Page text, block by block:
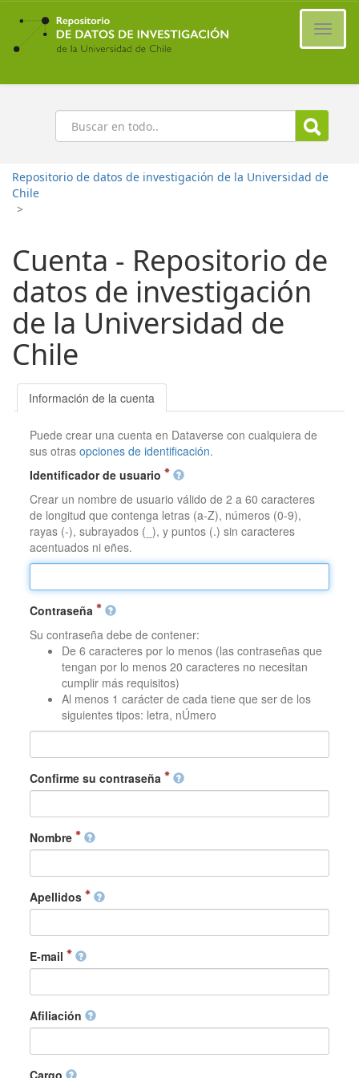
Ir
contenido
principal
Buscar
Repositorio de datos de investigación de la Universidad de
Chile
>
Cuenta - Repositorio de
datos de investigación
de la Universidad de
Chile
Información de la cuenta
Puede crear una cuenta en Dataverse con cualquiera de
sus otrasopciones de identificación.
Identificador de usuario
Crear un nombre de usuario válido de 2 a 60 caracteres
de longitud que contenga letras (a-Z), números (0-9),
rayas (-), subrayados (_), y puntos (.) sin caracteres
acentuados ni eñes.
Contraseña
Su contraseña debe de contener:
De 6 caracteres por lo menos (las contraseñas que
tengan por lo menos 20 caracteres no necesitan
cumplir más requisitos)
Al menos 1 carácter de cada tiene que ser de los
siguientes tipos: letra, nÚmero
Confirme su contraseña
Nombre
Apellidos
E-mail
Afiliación
Cargo